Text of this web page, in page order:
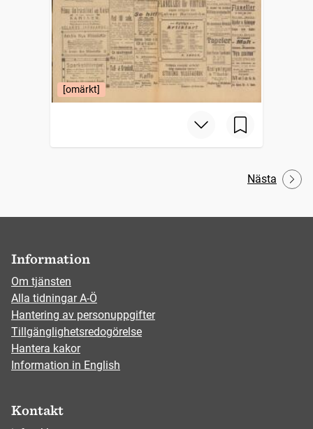
[omärkt]
Nästa
Information
Om tjänsten
Alla tidningar A-Ö
Hantering av personuppgifter
Tillgänglighetsredogörelse
Hantera kakor
Information in English
Kontakt